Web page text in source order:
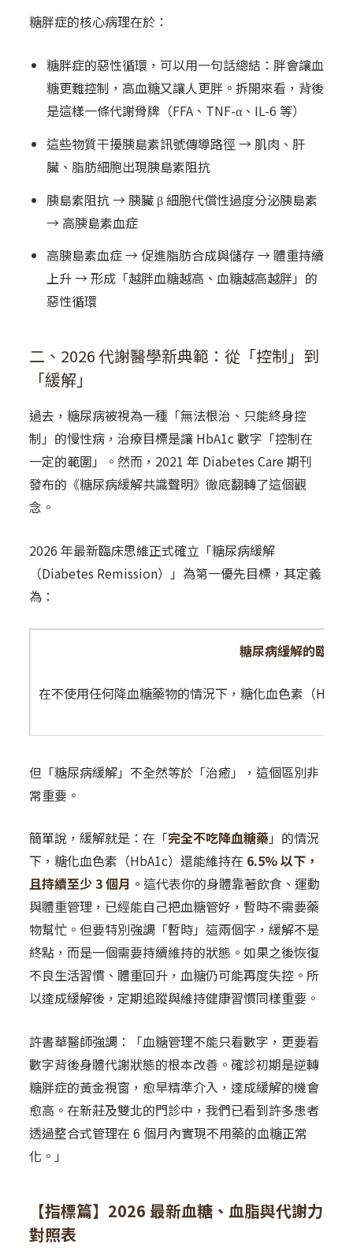
糖胖症的核心病理在於：
糖胖症的惡性循環，可以用一句話總結：胖會讓血
糖更難控制，高血糖又讓人更胖。拆開來看，背後
是這樣一條代謝骨牌（FFA、TNF-α、IL-6 等）
這些物質干擾胰島素訊號傳導路徑 → 肌肉、肝
臟、脂肪細胞出現胰島素阻抗
胰島素阻抗 → 胰臟 β 細胞代償性過度分泌胰島素
→ 高胰島素血症
高胰島素血症 → 促進脂肪合成與儲存 → 體重持續
上升 → 形成「越胖血糖越高、血糖越高越胖」的
惡性循環
二、2026 代謝醫學新典範：從「控制」到
「緩解」
過去，糖尿病被視為一種「無法根治、只能終身控
制」的慢性病， 治療目標是讓 HbA1c 數字「控制在
一定的範圍」
。然而，2021 年 Diabetes Care 期刊
發布的《糖尿病緩解共識聲明》徹底翻轉了這個觀
念。
2026 年最新臨床思維正式確立「糖尿病緩解
（Diabetes Remission）」為第一優先目標，其定義
為：
糖尿病緩解的臨床
在不使用任何降血糖藥物的情況下，糖化血色素（
但 「糖尿病緩解」不全然等於「治癒」，這個區別非
常重要。
簡單說，緩解就是：在「完全不吃降血糖藥 」的情況
下，糖化血色素（HbA1c）還能維持在 6.5% 以下，
且持續至少 3 個月 。這代表你的身體靠著飲食、運動
與體重管理，已經能自己把血糖管好，暫時不需要藥
物幫忙。但要特別強調「暫時」這兩個字，緩解不是
終點，而是一個需要持續維持的狀態。如果之後恢復
不良生活習慣、體重回升，血糖仍可能再度失控。所
以達成緩解後，定期追蹤與維持健康習慣同樣重要。
許書華醫師強調：「血糖管理不能只看數字，更要看
數字背後身體代謝狀態的根本改善。確診初期是逆轉
糖胖症的黃金視窗，愈早精準介入，達成緩解的機會
愈高。在新莊及雙北的門診中，我們已看到許多患者
透過整合式管理在 6 個月內實現不用藥的血糖正常
化。」
【指標篇】2026 最新血糖、血脂與代謝力
對照表